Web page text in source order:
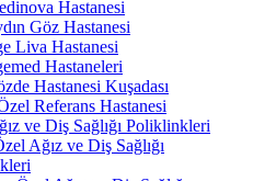
Hastanesi
Göz Hastanesi
Liva Hastanesi
Hastaneleri
Hastanesi Kuşadası
Referans Hastanesi
ve Diş Sağlığı Poliklinkleri
Ağız ve Diş Sağlığı